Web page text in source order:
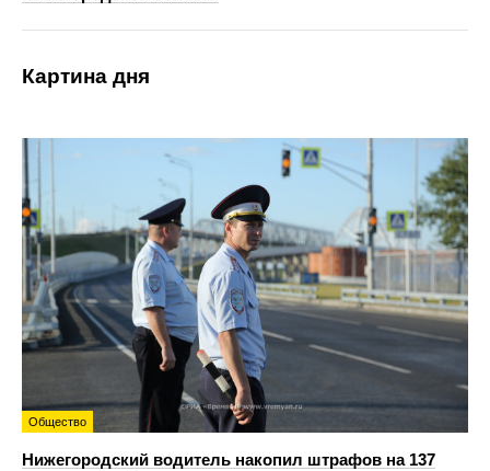
Картина дня
Общество
Нижегородский водитель накопил штрафов на 137